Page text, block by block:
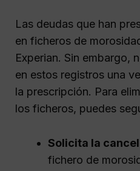
Las deudas que han
en ficheros de
Experian. Sin embargo,
en estos registros una
la prescripción. Para
los ficheros, puedes
Solicita la
fichero de